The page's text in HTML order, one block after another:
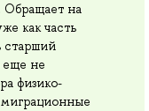
Обращает на
как часть
старший
еще не
физико-
миграционные